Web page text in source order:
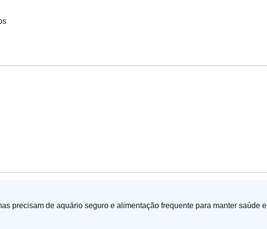
precisam de aquário seguro e alimentação frequente para manter saúde e